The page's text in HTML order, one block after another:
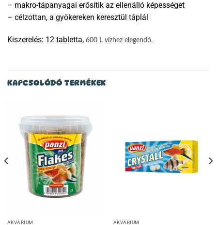
– makro-tápanyagai erősítik az ellenálló képességet
– célzottan, a gyökereken keresztül táplál
Kiszerelés: 12 tabletta, 600 L vízhez elegendő.
KAPCSOLÓDÓ TERMÉKEK
AKVÁRIUM AKVÁRIUM